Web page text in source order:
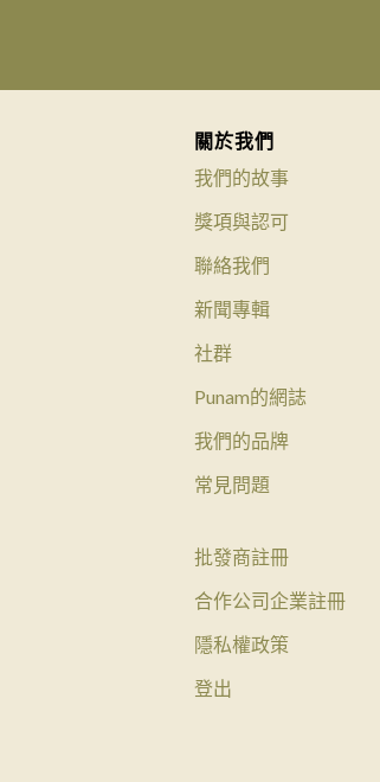
關於我們
我們的故事
獎項與認可
聯絡我們
新聞專輯
社群
Punam的網誌
我們的品牌
常見問題
批發商註冊
合作公司企業註冊
隱私權政策
登出